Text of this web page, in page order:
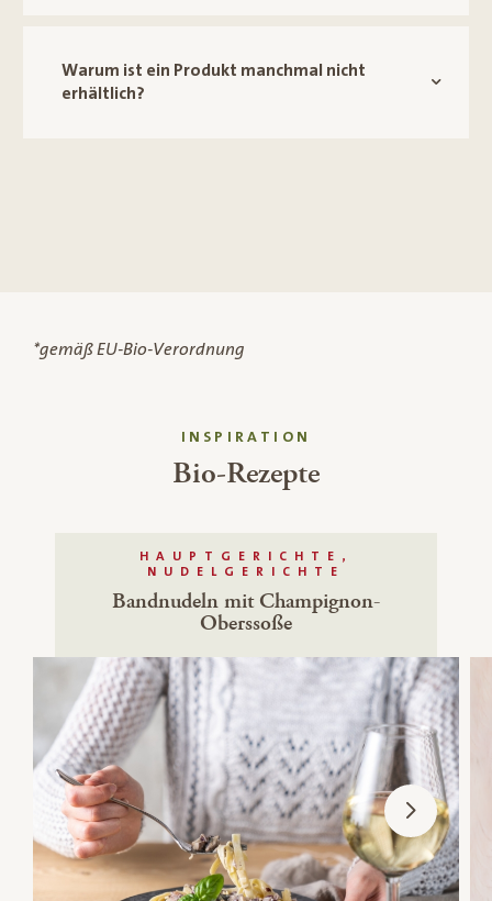
Warum ist ein Produkt manchmal nicht
erhältlich?
*gemäß EU-Bio-Verordnung
INSPIRATION
Bio-Rezepte
HAUPTGERICHTE,
NUDELGERICHTE
Bandnudeln mit Champignon-
Oberssoße